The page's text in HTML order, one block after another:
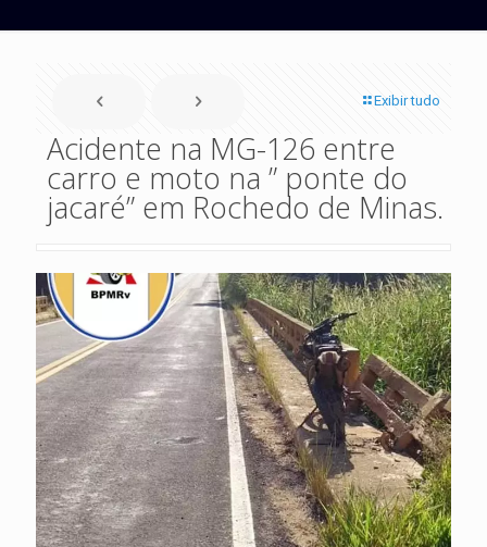
Exibir tudo
Acidente na MG-126 entre
carro e moto na ” ponte do
jacaré” em Rochedo de Minas.